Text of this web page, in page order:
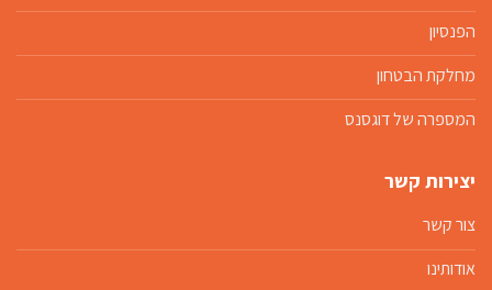
הפנסיון
מחלקת הבטחון
המספרה של דוגסנס
יצירות קשר
צור קשר
אודותינו